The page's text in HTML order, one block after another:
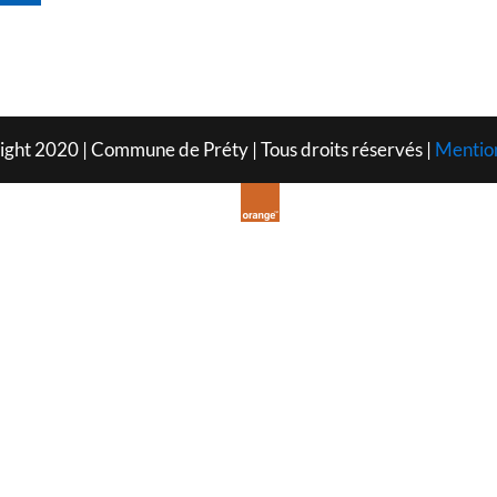
2020 | Commune de Préty | Tous droits réservés |